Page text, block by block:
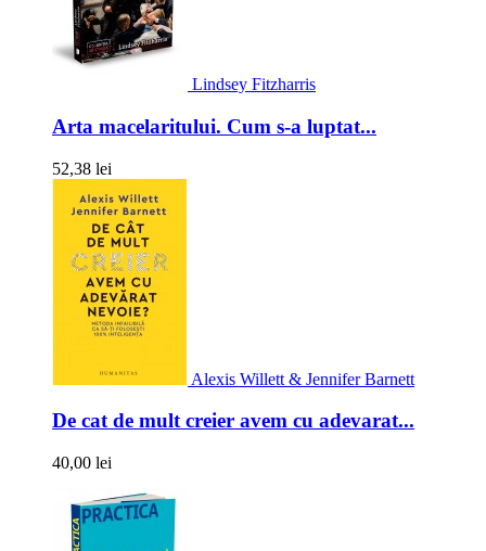
Lindsey Fitzharris
Arta macelaritului. Cum s-a luptat...
52,38 lei
Alexis Willett & Jennifer Barnett
De cat de mult creier avem cu adevarat...
40,00 lei